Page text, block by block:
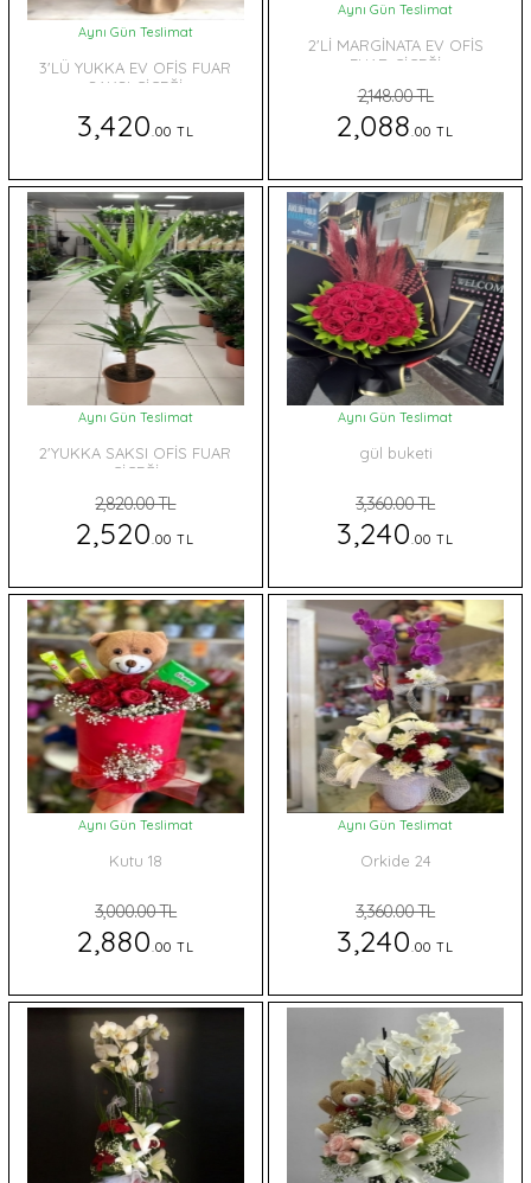
Aynı Gün Teslimat
3'LÜ YUKKA EV OFİS FUAR
SAKSI ÇİÇEĞİ
3,420.00 TL
Aynı Gün Teslimat
2'Lİ MARGİNATA EV OFİS
FUAR ÇİÇEĞİ
2,148.00 TL
2,088.00 TL
Aynı Gün Teslimat
2'YUKKA SAKSI OFİS FUAR
ÇİÇEĞİ
2,820.00 TL
2,520.00 TL
Aynı Gün Teslimat
gül buketi
3,360.00 TL
3,240.00 TL
Aynı Gün Teslimat
Kutu 18
3,000.00 TL
2,880.00 TL
Aynı Gün Teslimat
Orkide 24
3,360.00 TL
3,240.00 TL